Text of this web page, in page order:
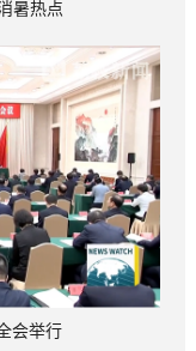
暑热点
会举行